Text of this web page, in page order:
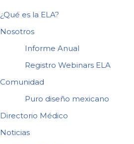
¿Qué es la ELA?
Nosotros
Informe Anual
Registro Webinars ELA
Comunidad
Puro diseño mexicano
Directorio Médico
Noticias